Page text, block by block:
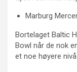
Marburg
Bortelaget Baltic
Bowl når de nok
et noe høyere